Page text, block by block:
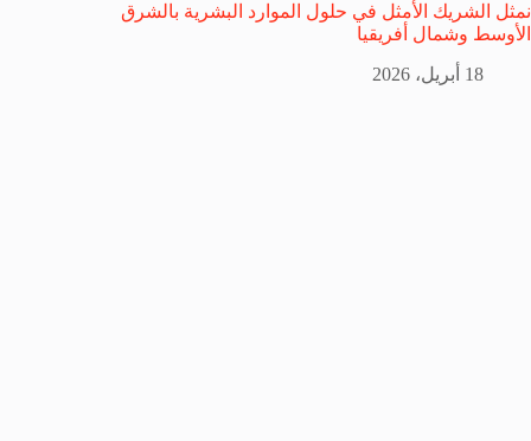
نمثل الشريك الأمثل في حلول الموارد البشرية بالشرق
الأوسط وشمال أفريقيا
18 أبريل، 2026